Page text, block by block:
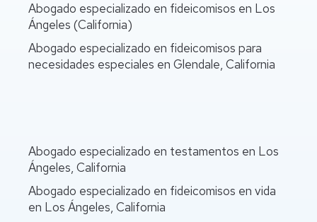
Abogado especializado en fideicomisos en Los
Ángeles (California)
Abogado especializado en fideicomisos para
necesidades especiales en Glendale, California
Abogado especializado en testamentos en Los
Ángeles, California
Abogado especializado en fideicomisos en vida
en Los Ángeles, California